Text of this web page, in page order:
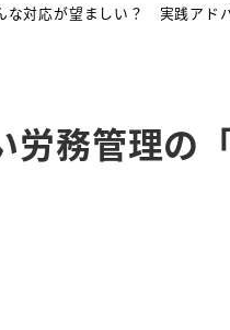
な対応が望ましい？ 実践アド
労務管理